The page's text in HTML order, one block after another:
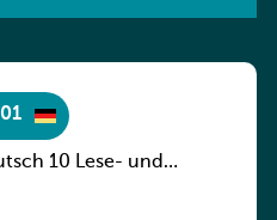
10 Lese- und